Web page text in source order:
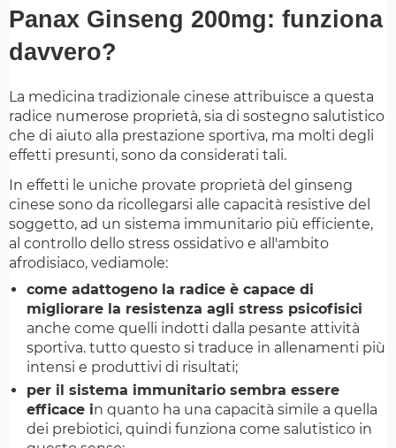
Panax Ginseng 200mg: funziona
davvero?
La medicina tradizionale cinese attribuisce a questa
radice numerose proprietà, sia di sostegno salutistico
che di aiuto alla prestazione sportiva, ma molti degli
effetti presunti, sono da considerati tali.
In effetti le uniche provate proprietà del ginseng
cinese sono da ricollegarsi alle capacità resistive del
soggetto, ad un sistema immunitario più efficiente,
al controllo dello stress ossidativo e all'ambito
afrodisiaco, vediamole:
come adattogeno la radice è capace di
migliorare la resistenza agli stress psicofisici
anche come quelli indotti dalla pesante attività
sportiva. tutto questo si traduce in allenamenti più
intensi e produttivi di risultati;
per il sistema immunitario sembra essere
efficace in quanto ha una capacità simile a quella
dei prebiotici, quindi funziona come salutistico in